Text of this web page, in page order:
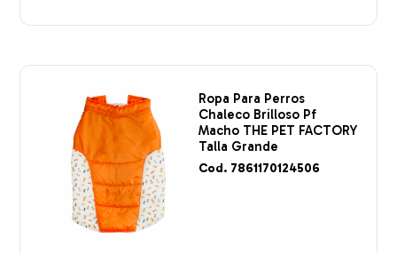
Ropa Para Perros
Chaleco Brilloso Pf
Macho THE PET FACTORY
Talla Grande
Cod. 7861170124506